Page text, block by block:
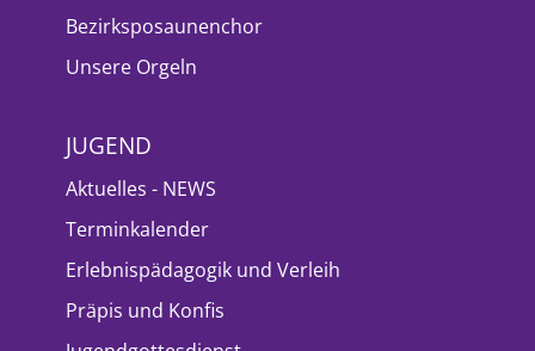
Bezirksposaunenchor
Unsere Orgeln
JUGEND
Aktuelles - NEWS
Terminkalender
Erlebnispädagogik und Verleih
Präpis und Konfis